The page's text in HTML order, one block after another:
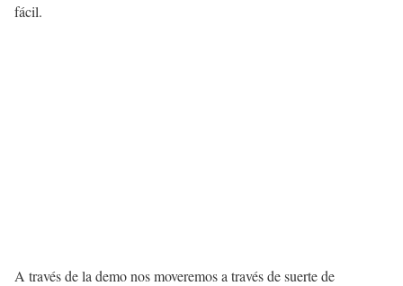
fácil.
A través de la demo nos moveremos a través de suerte de